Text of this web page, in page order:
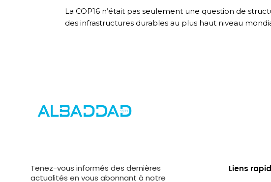
La COP16 n’était pas seulement une question de
des infrastructures durables au plus haut niveau
Tenez-vous informés des dernières
actualités en vous abonnant à notre
Liens